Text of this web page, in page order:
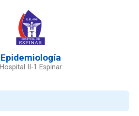
Epidemiología
Hospital II-1 Espinar